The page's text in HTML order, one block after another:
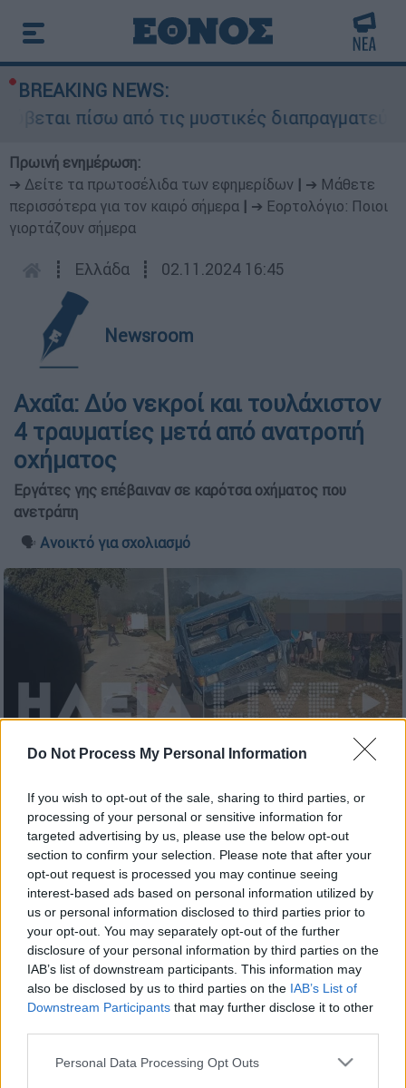
Do Not Process My Personal Information
If you wish to opt-out of the sale, sharing to third parties, or
processing of your personal or sensitive information for
targeted advertising by us, please use the below opt-out
section to confirm your selection. Please note that after your
opt-out request is processed you may continue seeing
interest-based ads based on personal information utilized by
us or personal information disclosed to third parties prior to
your opt-out. You may separately opt-out of the further
disclosure of your personal information by third parties on the
IAB’s list of downstream participants. This information may
also be disclosed by us to third parties on the IAB’s List of
Downstream Participants that may further disclose it to other
Please note that this website/app uses one or more Google
Personal Data Processing Opt Outs
BREAKING NEWS:
πίσω από τις μυστικές
Πρωινή ενημέρωση:
➔ Δείτε τα πρωτοσέλιδα των εφημερίδων
➔ Μάθετε
περισσότερα για τον καιρό σήμερα
➔ Εορτολόγιο: Ποιοι
γιορτάζουν σήμερα
┋ Ελλάδα ┋ 02.11.2024 16:45
Newsroom
Αχαΐα: Δύο νεκροί και τουλάχιστον
4 τραυματίες μετά από ανατροπή
οχήματος
Εργάτες γης επέβαιναν σε καρότσα οχήματος που
ανετράπη
🗣️ Ανοικτό για σχολιασμό
Τροχαίο στην Αχαΐα (ilialive.gr)
Προσθέστε το ΕΘΝΟΣ στη Google
Δύο νεκροίκαιτέσσερις τραυματίεςείναι ο
απολογισμόςτροχαίου που συνέβη λίγο μετά
τις 15:00 του Σαββάτου (2/11) στην περιοχή
Απιδεώνας στη ΔυτικήΑχαΐα.
Εργάτες γης επέβαιναν σε καρότσα
οχήματος που ανετράπη -υπό άγνωστες